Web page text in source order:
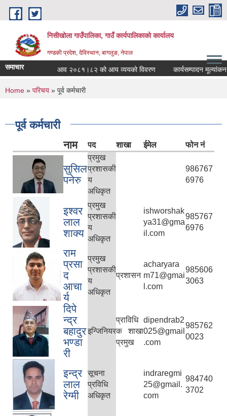
Skip to main content
निसीखोला गाउँपालिका, गाउँ कार्यपालिकाको कार्यालय
गण्डकी प्रदेश, देविस्थान, बागलुङ, नेपाल
समाचार आव २०८१।८२ को आय व्ययको विवरण कार्यसम्पादन मूल्यांकन
You are here
Home » परिचय » पूर्व कर्मचारी
पूर्व कर्मचारी
नाम पद शाखा ईमेल फोन नं
सुसिल
पनेरु
प्रमुख
प्रशासकी
य
अधिकृत
986767
6976
इश्वर
लाल
शाक्य
प्रमुख
प्रशासकी
य
अधिकृत
ishworshak
ya31@gma
il.com
985767
6976
राम
प्रसा
द
आचा
र्य
प्रमुख
प्रशासकी
य
अधिकृत
प्रशासन
acharyara
m71@gmai
l.com
985606
3063
दिपे
न्द्र
बहादुर
भण्डा
री
इन्जिनियर
प्राविधि
क शाखा
प्रमुख
dipendrab2
025@gmail
.com
985762
0023
इन्द्र
लाल
रेग्मी
सूचना
प्रविधि
अधिकृत
indraregmi
25@gmail.
com
984740
3702